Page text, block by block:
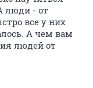
люди - от
все у них
А чем вам
людей от